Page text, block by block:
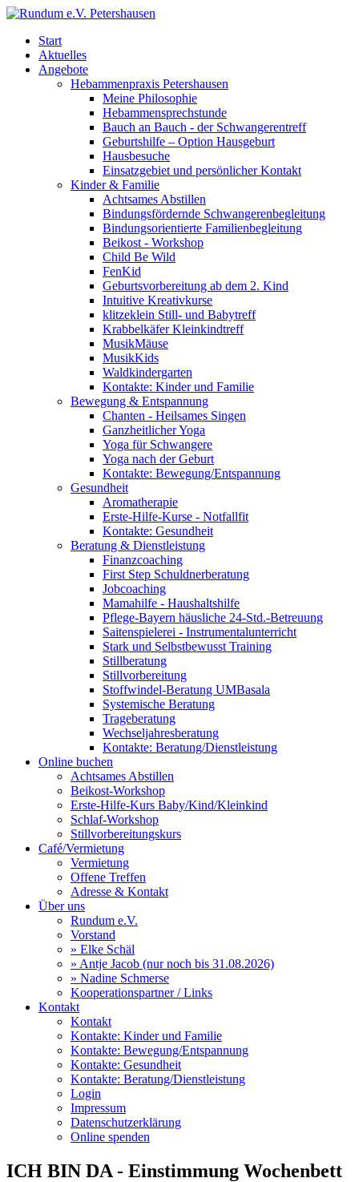
Start
Aktuelles
Angebote
Hebammenpraxis Petershausen
Meine Philosophie
Hebammensprechstunde
Bauch an Bauch - der Schwangerentreff
Geburtshilfe – Option Hausgeburt
Hausbesuche
Einsatzgebiet und persönlicher Kontakt
Kinder & Familie
Achtsames Abstillen
Bindungsfördernde Schwangerenbegleitung
Bindungsorientierte Familienbegleitung
Beikost - Workshop
Child Be Wild
FenKid
Geburtsvorbereitung ab dem 2. Kind
Intuitive Kreativkurse
klitzeklein Still- und Babytreff
Krabbelkäfer Kleinkindtreff
MusikMäuse
MusikKids
Waldkindergarten
Kontakte: Kinder und Familie
Bewegung & Entspannung
Chanten - Heilsames Singen
Ganzheitlicher Yoga
Yoga für Schwangere
Yoga nach der Geburt
Kontakte: Bewegung/Entspannung
Gesundheit
Aromatherapie
Erste-Hilfe-Kurse - Notfallfit
Kontakte: Gesundheit
Beratung & Dienstleistung
Finanzcoaching
First Step Schuldnerberatung
Jobcoaching
Mamahilfe - Haushaltshilfe
Pflege-Bayern häusliche 24-Std.-Betreuung
Saitenspielerei - Instrumentalunterricht
Stark und Selbstbewusst Training
Stillberatung
Stillvorbereitung
Stoffwindel-Beratung UMBasala
Systemische Beratung
Trageberatung
Wechseljahresberatung
Kontakte: Beratung/Dienstleistung
Online buchen
Achtsames Abstillen
Beikost-Workshop
Erste-Hilfe-Kurs Baby/Kind/Kleinkind
Schlaf-Workshop
Stillvorbereitungskurs
Café/Vermietung
Vermietung
Offene Treffen
Adresse & Kontakt
Über uns
Rundum e.V.
Vorstand
» Elke Schäl
» Antje Jacob (nur noch bis 31.08.2026)
» Nadine Schmerse
Kooperationspartner / Links
Kontakt
Kontakt
Kontakte: Kinder und Familie
Kontakte: Bewegung/Entspannung
Kontakte: Gesundheit
Kontakte: Beratung/Dienstleistung
Login
Impressum
Datenschutzerklärung
Online spenden
ICH BIN DA - Einstimmung Wochenbett